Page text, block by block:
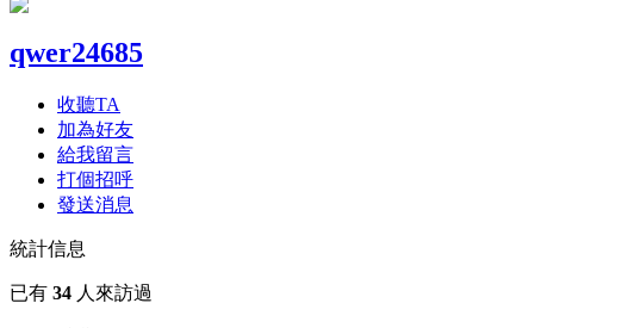
qwer24685
收聽TA
加為好友
給我留言
打個招呼
發送消息
統計信息
已有 34 人來訪過